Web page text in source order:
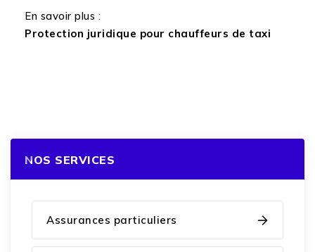
NOS SERVICES
Assurances particuliers
En savoir plus :
Protection juridique pour chauffeurs de taxi